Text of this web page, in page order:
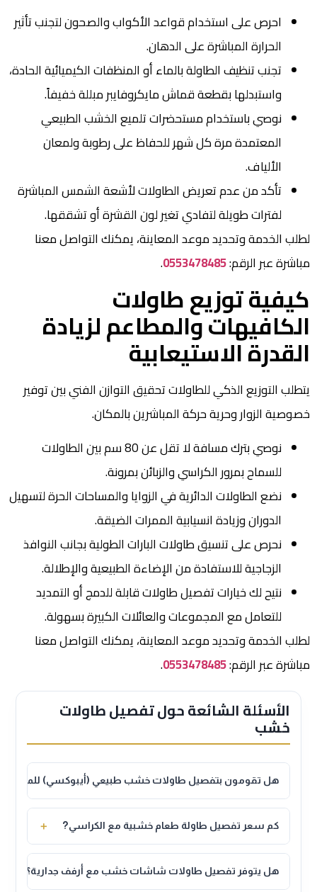
احرص على استخدام قواعد الأكواب والصحون لتجنب تأثير
الحرارة المباشرة على الدهان.
تجنب تنظيف الطاولة بالماء أو المنظفات الكيميائية الحادة،
واستبدلها بقطعة قماش مايكروفايبر مبللة خفيفاً.
نوصي باستخدام مستحضرات تلميع الخشب الطبيعي
المعتمدة مرة كل شهر للحفاظ على رطوبة ولمعان
الألياف.
تأكد من عدم تعريض الطاولات لأشعة الشمس المباشرة
لفترات طويلة لتفادي تغير لون القشرة أو تشققها.
لطلب الخدمة وتحديد موعد المعاينة، يمكنك التواصل معنا
مباشرة عبر الرقم:0553478485
.
كيفية توزيع طاولات
الكافيهات والمطاعم لزيادة
القدرة الاستيعابية
يتطلب التوزيع الذكي للطاولات تحقيق التوازن الفني بين توفير
خصوصية الزوار وحرية حركة المباشرين بالمكان.
نوصي بترك مسافة لا تقل عن 80 سم بين الطاولات
للسماح بمرور الكراسي والزبائن بمرونة.
نضع الطاولات الدائرية في الزوايا والمساحات الحرة لتسهيل
الدوران وزيادة انسيابية الممرات الضيقة.
نحرص على تنسيق طاولات البارات الطولية بجانب النوافذ
الزجاجية للاستفادة من الإضاءة الطبيعية والإطلالة.
نتيح لك خيارات تفصيل طاولات قابلة للدمج أو التمديد
للتعامل مع المجموعات والعائلات الكبيرة بسهولة.
لطلب الخدمة وتحديد موعد المعاينة، يمكنك التواصل معنا
مباشرة عبر الرقم:0553478485
.
الأسئلة الشائعة حول تفصيل طاولات
خشب
هل تقومون بتفصيل طاولات خشب طبيعي (أيبوكسي)
نعم، نقوم بتفصيل طاولات الأيبوكسي (الريزن) الفاخرة بدمج
أخشاب الزيتون والتيك الطبيعية بالكامل مع صب الأيبوكسي
الشفاف أو الملون بالدرجة التي تناسب مجلسك.
كم سعر تفصيل طاولة طعام خشبية مع الكراسي? ＋
يتفاوت السعر بحسب نوع الخشب الطبيعي المختار وأبعاد
الطاولة وعدد الكراسي، ونوفر مقايسات دقيقة وعروض أسعار
مرنة تناسب ميزانيتك المقترحة قبل البدء.
هل يتوفر تفصيل طاولات شاشات خشب مع أرفف جدارية؟